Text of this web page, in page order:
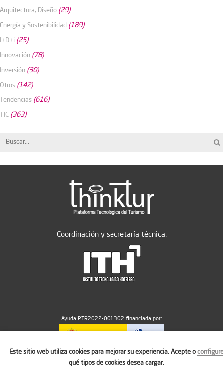
Arquitectura, Diseño (29)
Energía y Sostenibilidad (189)
I+D+i (25)
Innovación (78)
Inversión (30)
Otros (142)
Tendencias (616)
TIC (363)
Coordinación y secretaría técnica:
Ayuda PTR2022-001302 financiada por:
MICIU/AEI/10.13039/501100011033
Este sitio web utiliza cookies para mejorar su experiencia. Acepte oconfigure
qué tipos de cookies desea cargar.